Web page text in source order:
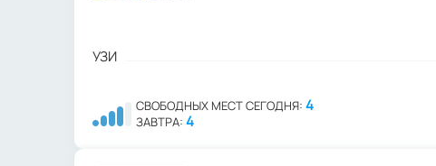
УЗИ
СВОБОДНЫХ МЕСТ СЕГОДНЯ: 4
ЗАВТРА: 4